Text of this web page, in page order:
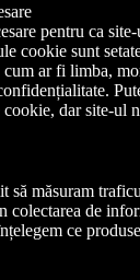
pentru ca
cookie sunt
ar fi limba,
dar site-ul
să măsuram
colectarea de
ce